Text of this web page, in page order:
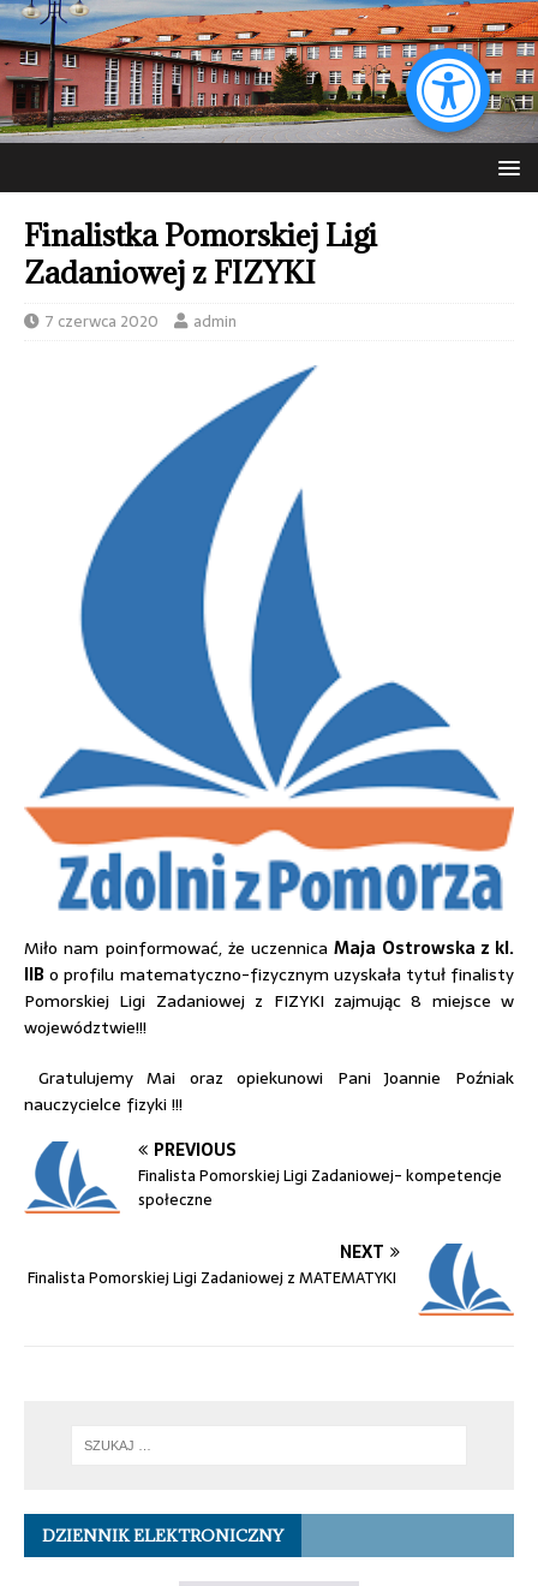
Finalistka Pomorskiej Ligi
Zadaniowej z FIZYKI
7 czerwca 2020 admin
Miło nam poinformować, że uczennicaMaja Ostrowska z kl.
IIB o profilu matematyczno-fizycznym uzyskała tytuł finalisty
Pomorskiej Ligi Zadaniowej z FIZYKI zajmując 8 miejsce w
województwie!!!
Gratulujemy Mai oraz opiekunowi Pani Joannie Poźniak
nauczycielce fizyki !!!
PREVIOUS
Finalista Pomorskiej Ligi Zadaniowej- kompetencje
społeczne
NEXT
Finalista Pomorskiej Ligi Zadaniowej z MATEMATYKI
DZIENNIK ELEKTRONICZNY